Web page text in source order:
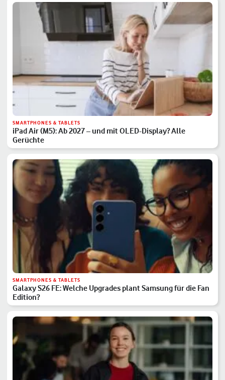
SMARTPHONES & TABLETS
iPad Air (M5): Ab 2027 – und mit OLED-Display? Alle
Gerüchte
SMARTPHONES & TABLETS
Galaxy S26 FE: Welche Upgrades plant Samsung für die Fan
Edition?